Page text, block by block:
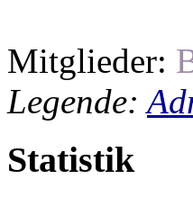
Mitglieder:
Legende:
Statistik